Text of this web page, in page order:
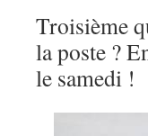
Troisième
la poste ?
le samedi !